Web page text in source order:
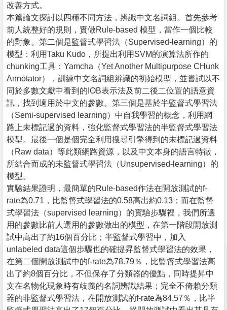
改善方式。
本篇論文探討以四種不同方法，辨識中文名詞組。首先參考
前人統整好的規則，實做Rule-based 模型，當作一個比較
的對象。第二個是監督式學習法（Supervised-learning）的
模型：利用Taku Kudo，所提出利用SVM的演算法所作的
chunking工具：Yamcha（Yet Another Multipurpose CHunk
Annotator），訓練中文名詞組辨識的初始模型，並嘗試以不
同於多數文獻中看到的IOB表示法及前二後二位置的語意資
訊，找到適用於中文的參數。第三個是基於半監督式學習法
（Semi-supervised learning）中自我學習的概念，利用網
路上未標記過的資料，強化監督式學習法的半監督式學習法
模型。最後一個是個完全利用搜尋引擎得到的未標記過資料
（Raw data）等此類網路資源，以及中文本身的語言特徵，
所結合而成的未監督式學習法（Unsupervised-learning）的
模型。
實驗結果證明，最簡單的Rule-based作法在開放測試的f-
rate為0.71，比監督式學習法的0.58高出約0.13；而在監督
式學習法（supervised learning）的實驗步驟裡，我們所選
用的參數比前人選用的參數做出的模型，在第一階段開放測
試中高出了約16個百分比；半監督式學習中，加入
unlabeled data這個步驟也的確提昇監督式學習法的效果，
在第二個開放測試中的f-rate為78.79％，比監督式學習法高
出了約8個百分比，不但保存了分類器的優點，同時提昇中
文在名物化現象時有歧義的名詞辨識結果；完全不倚賴分類
器的非監督式學習法，在開放測試的f-rate為84.57％，比半